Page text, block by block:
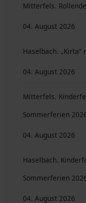
Mitterfels.
04. August 2026
Haselbach. „Kirta“
04. August 2026
Mitterfels.
Sommerferien
04. August 2026
Haselbach.
Sommerferien
04. August 2026